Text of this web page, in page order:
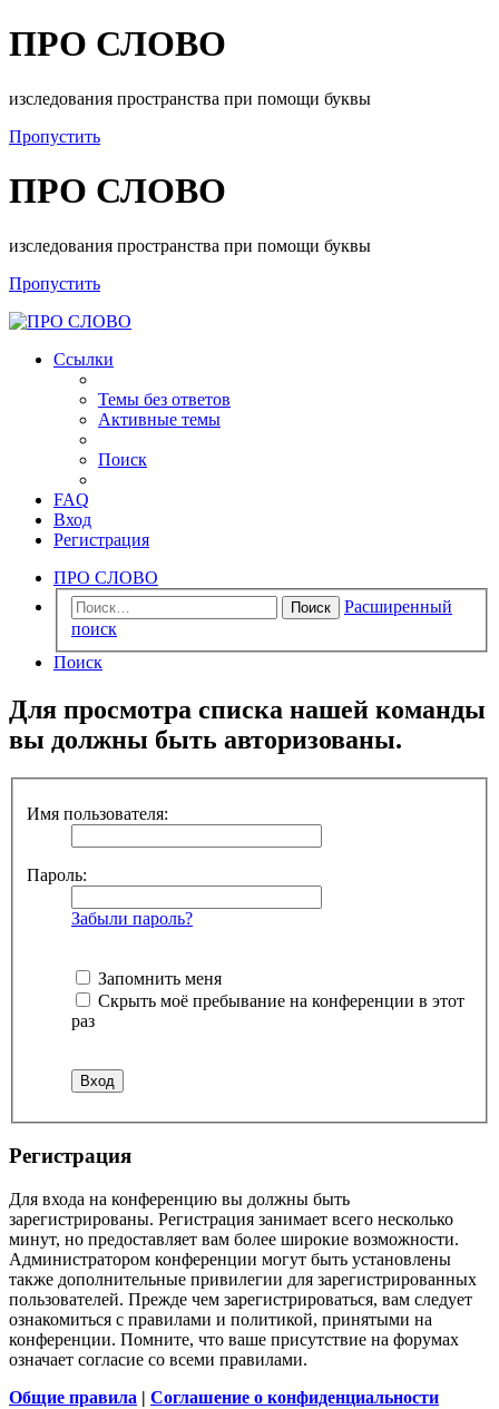
ПРО СЛОВО
изследования пространства при помощи буквы
Пропустить
ПРО СЛОВО
изследования пространства при помощи буквы
Пропустить
Ссылки
Темы без ответов
Активные темы
Поиск
FAQ
Вход
Регистрация
ПРО СЛОВО
Поиск
Расширенный
поиск
Поиск
Для просмотра списка нашей команды
вы должны быть авторизованы.
Имя пользователя:
Пароль:
Забыли пароль?
Запомнить меня
Скрыть моё пребывание на конференции в этот
раз
Регистрация
Для входа на конференцию вы должны быть
зарегистрированы. Регистрация занимает всего несколько
минут, но предоставляет вам более широкие возможности.
Администратором конференции могут быть установлены
также дополнительные привилегии для зарегистрированных
пользователей. Прежде чем зарегистрироваться, вам следует
ознакомиться с правилами и политикой, принятыми на
конференции. Помните, что ваше присутствие на форумах
означает согласие со всеми правилами.
Общие правила | Соглашение о конфиденциальности